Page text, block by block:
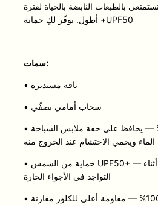
بالطبعات النابضة بالحياة لفترة
أطول. يوفّر لكِ حماية +UPF50
سمات:
• ياقة مستديرة
• سحاب أمامي نصفّي
• مقاوم للماء بنسبة 100% — يحافظ على خفة ملابس السباحة
ويحمي الاحتشام عند الخروج منه
• حماية من الشمس UPF50+ — تمنحك حماية عالية أثناء
التواجد في الأجواء الحارة
• مقاوم للكلور بنسبة 100% — مقاومة أعلى للكلور مقارنة